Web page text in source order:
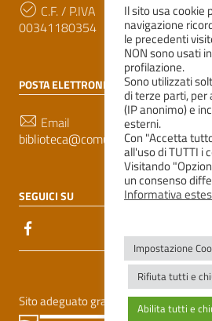
C.F. / P.IVA
00341180354
POSTA ELETTRONICA
Email
biblioteca@comune.correggio.re.it
SEGUICI SU
Sezione Link Utili
Sito adeguato grazie al contributo
Il sito usa cookie
navigazione
le precedenti
NON sono usati
profilazione.
Sono utilizzati
di terze parti,
(IP anonimo) e
esterni.
Con "Accetta
all'uso di TUTTI i
Visitando
un consenso
Informativa
Impostazione
Rifiuta tutti e
Abilita tutti e